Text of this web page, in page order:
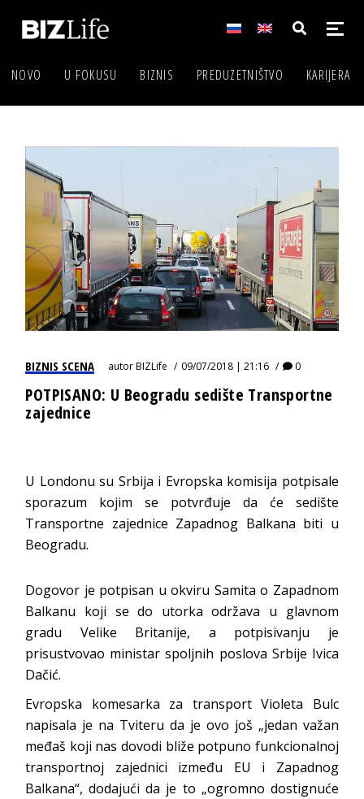
NOVO U FOKUSU BIZNIS PREDUZETNIŠTVO KARIJERA
BIZNIS SCENA autorBIZLife 09/07/2018 | 21:16 0
POTPISANO: U Beogradu sedište Transportne
zajednice
U Londonu su Srbija i Evropska komisija potpisale
sporazum kojim se potvrđuje da će sedište
Transportne zajednice Zapadnog Balkana biti u
Beogradu.
Dogovor je potpisan u okviru Samita o Zapadnom
Balkanu koji se do utorka održava u glavnom
gradu Velike Britanije, a potpisivanju je
prisustvovao ministar spoljnih poslova Srbije Ivica
Dačić.
Evropska komesarka za transport Violeta Bulc
napisala je na Tviteru da je ovo još „jedan važan
međaš koji nas dovodi bliže potpuno funkcionalnoj
transportnoj zajednici između EU i Zapadnog
Balkana“, dodajući da je to „ogromno dostignuće